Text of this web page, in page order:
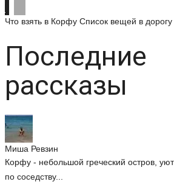
Что взять в Корфу Список вещей в дорогу
Последние
рассказы
Миша Ревзин
Корфу - небольшой греческий остров,
по соседству...